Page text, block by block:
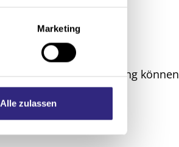
Marketing
Alle zulassen
in fehlerhaften
langjährige Erfahrung können